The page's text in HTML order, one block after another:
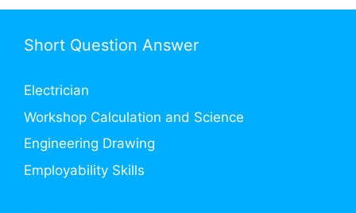
Short Question Answer
Electrician
Workshop Calculation and Science
Engineering Drawing
Employability Skills